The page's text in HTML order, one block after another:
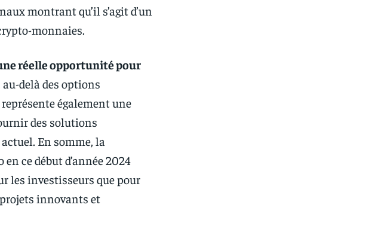
montrant qu’il s’agit d’un
monnaies.
réelle opportunité pour
au-delà des options
également une
des solutions
En somme, la
ce début d’année 2024
les investisseurs que pour
projets innovants et